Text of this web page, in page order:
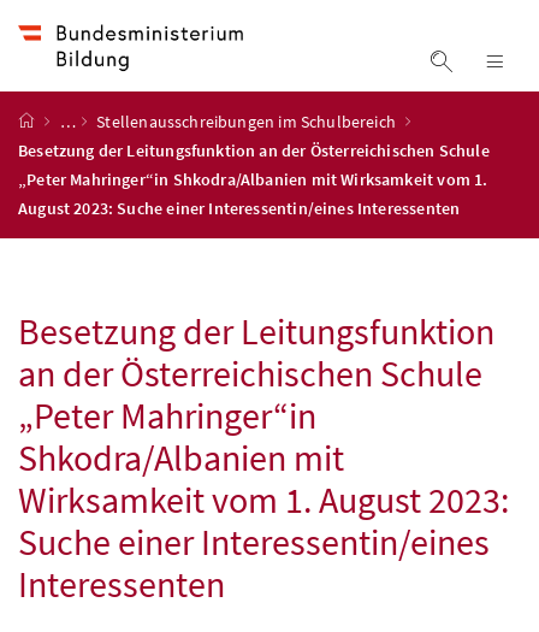
Suche
Startseite
…
Stellenausschreibungen im Schulbereich
Besetzung der Leitungsfunktion an der Österreichischen Schule
„Peter Mahringer“in Shkodra/Albanien mit Wirksamkeit vom 1.
August 2023: Suche einer Interessentin/eines Interessenten
Besetzung der Leitungsfunktion
an der Österreichischen Schule
„Peter Mahringer“in
Shkodra/Albanien mit
Wirksamkeit vom 1. August 2023:
Suche einer Interessentin/eines
Interessenten